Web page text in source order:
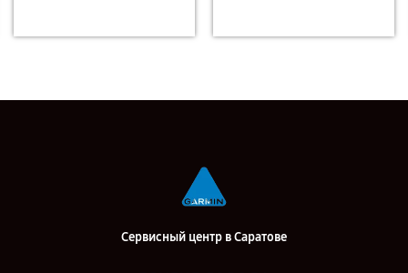
Сервисный центр в Саратове